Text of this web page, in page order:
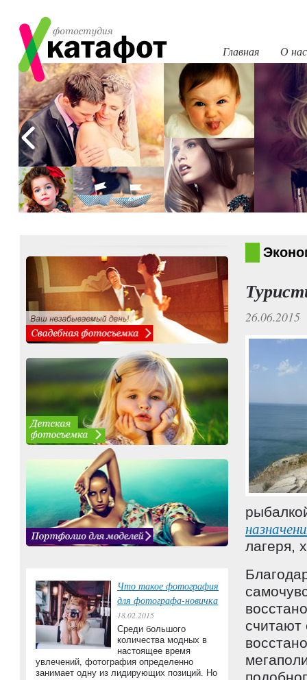
Главная О нас
26.06.2015
лагеря,
считают
Что такое фотография
для фотографа-новичка
18.02.2015
Среди большого
количества модных в
настоящее время
увлечений, фотография определенно
занимает одну из лидирующих позиций. Но